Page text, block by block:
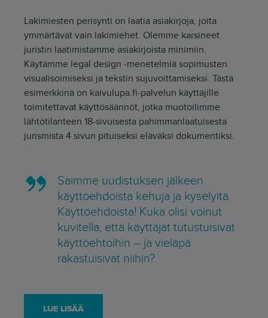
Lakimiesten perisynti on laatia asiakirjoja, joita
ymmärtävät vain lakimiehet. Olemme karsineet
juristin laatimistamme asiakirjoista minimiin.
Käytämme legal design -menetelmiä sopimusten
visualisoimiseksi ja tekstin sujuvoittamiseksi. Tästä
esimerkkinä on kaivulupa.fi-palvelun käyttäjille
toimitettavat käyttösäännöt, jotka muotoilimme
lähtötilanteen 18-sivuisesta pahimmanlaatuisesta
jurismista 4 sivun pituiseksi eläväksi dokumentiksi.
Saimme uudistuksen jälkeen
käyttöehdoista kehuja ja kyselyitä.
Käyttöehdoista! Kuka olisi voinut
kuvitella, että käyttäjät tutustuisivat
käyttöehtoihin – ja vieläpä
rakastuisivat niihin?
LUE LISÄÄ